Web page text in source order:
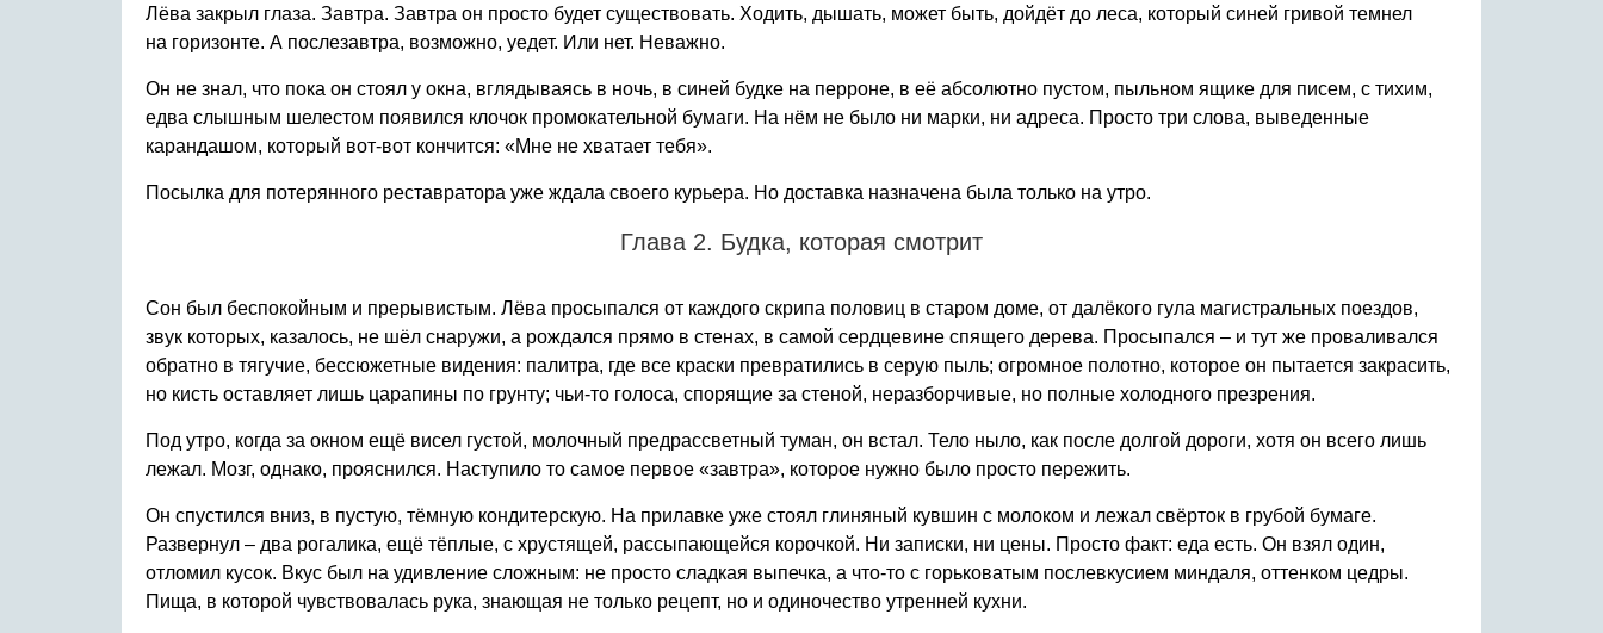
Лёва закрыл глаза. Завтра. Завтра он просто будет существовать. Ходить, дышать, может быть, дойдёт до леса, который синей гривой темнел
на горизонте. А послезавтра, возможно, уедет. Или нет. Неважно.
Он не знал, что пока он стоял у окна, вглядываясь в ночь, в синей будке на перроне, в её абсолютно пустом, пыльном ящике для писем, с тихим,
едва слышным шелестом появился клочок промокательной бумаги. На нём не было ни марки, ни адреса. Просто три слова, выведенные
карандашом, который вот-вот кончится: «Мне не хватает тебя».
Посылка для потерянного реставратора уже ждала своего курьера. Но доставка назначена была только на утро.
Глава 2. Будка, которая смотрит
Сон был беспокойным и прерывистым. Лёва просыпался от каждого скрипа половиц в старом доме, от далёкого гула магистральных поездов,
звук которых, казалось, не шёл снаружи, а рождался прямо в стенах, в самой сердцевине спящего дерева. Просыпался – и тут же проваливался
обратно в тягучие, бессюжетные видения: палитра, где все краски превратились в серую пыль; огромное полотно, которое он пытается закрасить,
но кисть оставляет лишь царапины по грунту; чьи-то голоса, спорящие за стеной, неразборчивые, но полные холодного презрения.
Под утро, когда за окном ещё висел густой, молочный предрассветный туман, он встал. Тело ныло, как после долгой дороги, хотя он всего лишь
лежал. Мозг, однако, прояснился. Наступило то самое первое «завтра», которое нужно было просто пережить.
Он спустился вниз, в пустую, тёмную кондитерскую. На прилавке уже стоял глиняный кувшин с молоком и лежал свёрток в грубой бумаге.
Развернул – два рогалика, ещё тёплые, с хрустящей, рассыпающейся корочкой. Ни записки, ни цены. Просто факт: еда есть. Он взял один,
отломил кусок. Вкус был на удивление сложным: не просто сладкая выпечка, а что-то с горьковатым послевкусием миндаля, оттенком цедры.
Пища, в которой чувствовалась рука, знающая не только рецепт, но и одиночество утренней кухни.